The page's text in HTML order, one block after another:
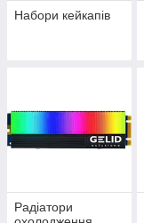
Набори кейкапів
Радіатори